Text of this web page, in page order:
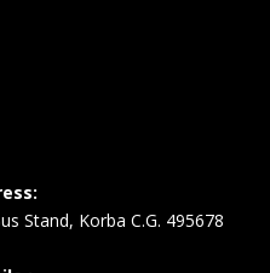
Stand, Korba C.G. 495678